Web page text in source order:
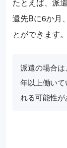
遣先Bに6か月
とができます。
派遣の場合
年以上働い
れる可能性が